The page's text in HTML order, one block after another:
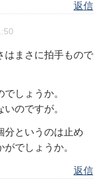
返信
はまさに拍手もので
しょうか。
のですが。
分というのは止め
でしょうか。
返信